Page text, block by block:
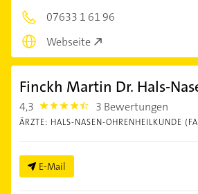
07633 1 61 96
Webseite
Finckh Martin Dr. Hals-
4,3 4.3 3 Bewertungen
ÄRZTE: HALS-NASEN-OHRENHEILKUNDE
E-Mail